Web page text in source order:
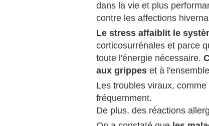
dans la vie et plus
contre les affections
Le stress affaiblit le
corticosurrénales et parce
toute l'énergie nécessaire.
aux grippes et à
Les troubles viraux,
fréquemment.
De plus, des réactions